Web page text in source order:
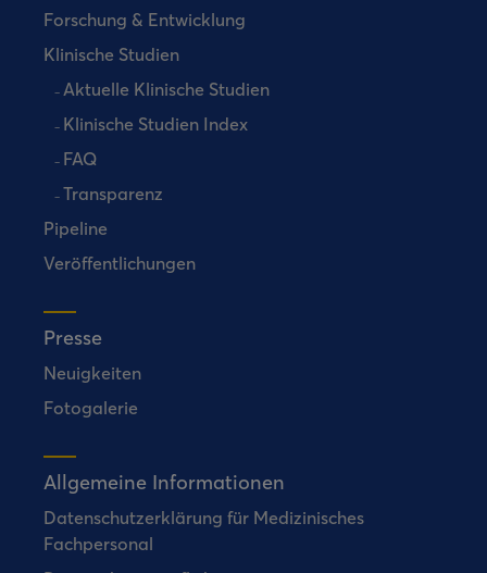
Forschung & Entwicklung
Klinische Studien
Aktuelle Klinische Studien
Klinische Studien Index
FAQ
Transparenz
Pipeline
Veröffentlichungen
Presse
Neuigkeiten
Fotogalerie
Allgemeine Informationen
Datenschutzerklärung für Medizinisches
Fachpersonal